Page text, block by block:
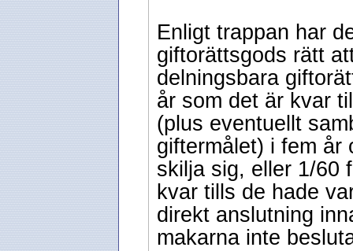
Enligt trappan har
giftorättsgods rätt
delningsbara
år som det är kvar
(plus eventuellt
giftermålet) i fem år
skilja sig, eller 1/60
kvar tills de hade
direkt anslutning
makarna inte